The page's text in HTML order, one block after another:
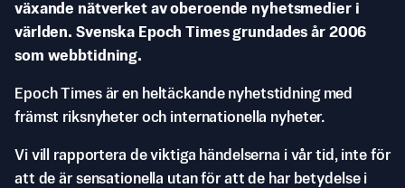
växande nätverket av oberoende nyhetsmedier i
världen. Svenska Epoch Times grundades år 2006
som webbtidning.
Epoch Times är en heltäckande nyhetstidning med
främst riksnyheter och internationella nyheter.
Vi vill rapportera de viktiga händelserna i vår tid, inte för
att de är sensationella utan för att de har betydelse i